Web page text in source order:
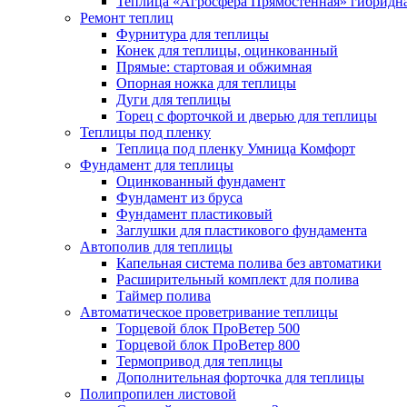
Ремонт теплиц
Фурнитура для теплицы
Конек для теплицы, оцинкованный
Прямые: стартовая и обжимная
Опорная ножка для теплицы
Дуги для теплицы
Торец с форточкой и дверью для теплицы
Теплицы под пленку
Теплица под пленку Умница Комфорт
Фундамент для теплицы
Оцинкованный фундамент
Фундамент из бруса
Фундамент пластиковый
Заглушки для пластикового фундамента
Автополив для теплицы
Капельная система полива без автоматики
Расширительный комплект для полива
Таймер полива
Автоматическое проветривание теплицы
Торцевой блок ПроВетер 500
Торцевой блок ПроВетер 800
Термопривод для теплицы
Дополнительная форточка для теплицы
Полипропилен листовой